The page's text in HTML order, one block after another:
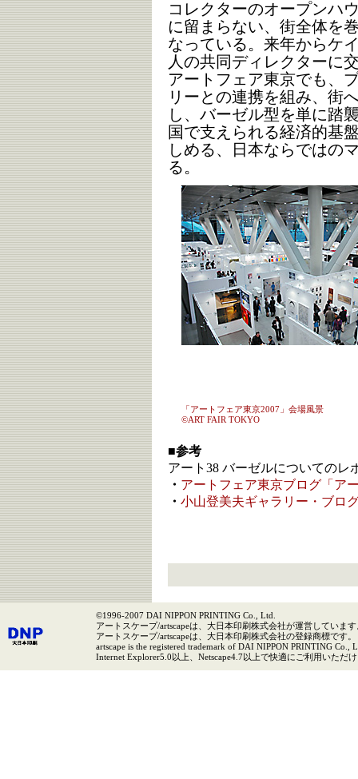
コレクターのオープンハ
に留まらない、街全体を
なっている。来年からケ
人の共同ディレクターに
アートフェア東京でも、
リーとの連携を組み、街
し、バーゼル型を単に踏
国で支えられる経済的基
しめる、日本ならではの
る。
「アートフェア東京2007」会場風景
©ART FAIR TOKYO
■参考
アート38 バーゼルについてのレ
・ アートフェア東京ブログ「ア
・ 小山登美夫ギャラリー・ブロ
©1996-2007 DAI NIPPON PRINTING Co., Ltd.
アートスケープ/artscapeは、大日本印刷株式会社が運営しています
アートスケープ/artscapeは、大日本印刷株式会社の登録商標です。
artscape is the registered trademark of DAI NIPPON PRINTING Co.,
Internet Explorer5.0以上、Netscape4.7以上で快適にご利用いただ